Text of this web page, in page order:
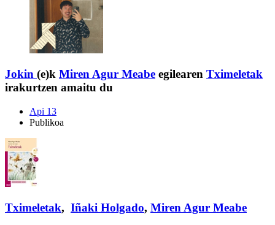
Jokin (e)k Miren Agur Meabe egilearen Tximeletak
irakurtzen amaitu du
Api 13
Publikoa
Tximeletak, Iñaki Holgado, Miren Agur Meabe